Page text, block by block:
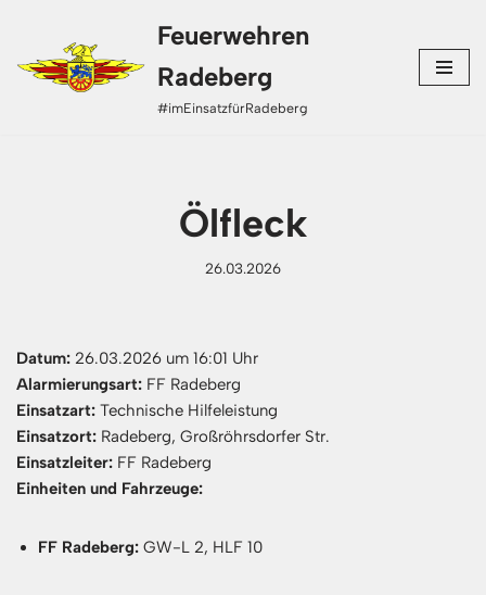
Zum
Inhalt
Feuerwehren
Radeberg
#imEinsatzfürRadeberg
Ölfleck
26.03.2026
Datum: 26.03.2026 um 16:01 Uhr
Alarmierungsart: FF Radeberg
Einsatzart: Technische Hilfeleistung
Einsatzort: Radeberg, Großröhrsdorfer Str.
Einsatzleiter: FF Radeberg
Einheiten und Fahrzeuge:
FF Radeberg: GW-L 2, HLF 10